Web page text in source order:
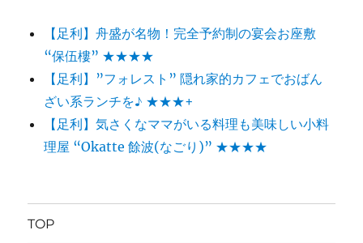
【足利】舟盛が名物！完全予約制の宴会お座敷
“保伍樓” ★★★★
【足利】”フォレスト” 隠れ家的カフェでおばん
ざい系ランチを♪ ★★★+
【足利】気さくなママがいる料理も美味しい小料
理屋 “Okatte 餘波(なごり)” ★★★★
TOP